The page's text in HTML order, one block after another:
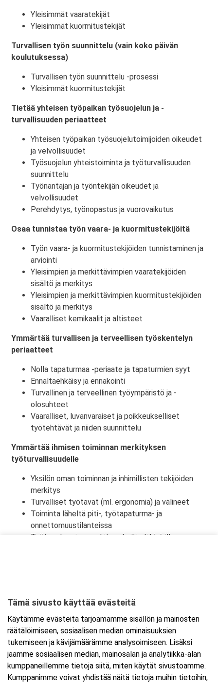
Yleisimmät vaaratekijät
Yleisimmät kuormitustekijät
Turvallisen työn suunnittelu (vain koko päivän
koulutuksessa)
Turvallisen työn suunnittelu -prosessi
Yleisimmät kuormitustekijät
Tietää yhteisen työpaikan työsuojelun ja -
turvallisuuden periaatteet
Yhteisen työpaikan työsuojelutoimijoiden oikeudet
ja velvollisuudet
Työsuojelun yhteistoiminta ja työturvallisuuden
suunnittelu
Työnantajan ja työntekijän oikeudet ja
velvollisuudet
Perehdytys, työnopastus ja vuorovaikutus
Osaa tunnistaa työn vaara- ja kuormitustekijöitä
Työn vaara- ja kuormitustekijöiden tunnistaminen ja
arviointi
Yleisimpien ja merkittävimpien vaaratekijöiden
sisältö ja merkitys
Yleisimpien ja merkittävimpien kuormitustekijöiden
sisältö ja merkitys
Vaaralliset kemikaalit ja altisteet
Ymmärtää turvallisen ja terveellisen työskentelyn
periaatteet
Nolla tapaturmaa -periaate ja tapaturmien syyt
Ennaltaehkäisy ja ennakointi
Turvallinen ja terveellinen työympäristö ja -
olosuhteet
Vaaralliset, luvanvaraiset ja poikkeukselliset
työtehtävät ja niiden suunnittelu
Ymmärtää ihmisen toiminnan merkityksen
työturvallisuudelle
Yksilön oman toiminnan ja inhimillisten tekijöiden
merkitys
Turvalliset työtavat (ml. ergonomia) ja välineet
Toiminta läheltä piti-, työtapaturma- ja
onnettomuustilanteissa
Työtapaturmien merkitys yksilön lähipiirille,
Ajankohta
Alkaa:6.8.2026 08:30
Päättyy:6.8.2026 16:00
Lisää tapahtuma kalenteriisi
Tämä sivusto käyttää evästeitä
Käytämme evästeitä tarjoamamme sisällön ja mainosten
räätälöimiseen, sosiaalisen median ominaisuuksien
tukemiseen ja kävijämäärämme analysoimiseen. Lisäksi
jaamme sosiaalisen median, mainosalan ja analytiikka-alan
kumppaneillemme tietoja siitä, miten käytät sivustoamme.
Kumppanimme voivat yhdistää näitä tietoja muihin tietoihin,